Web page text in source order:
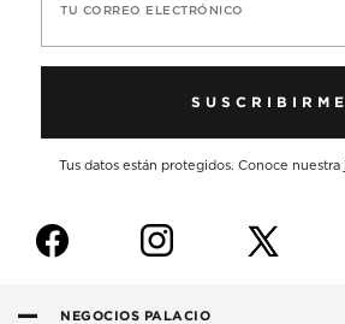
TU CORREO ELECTRÓNICO
SUSCRIBIRME
Tus datos están protegidos. Conoce nuestra
f i
NEGOCIOS PALACIO